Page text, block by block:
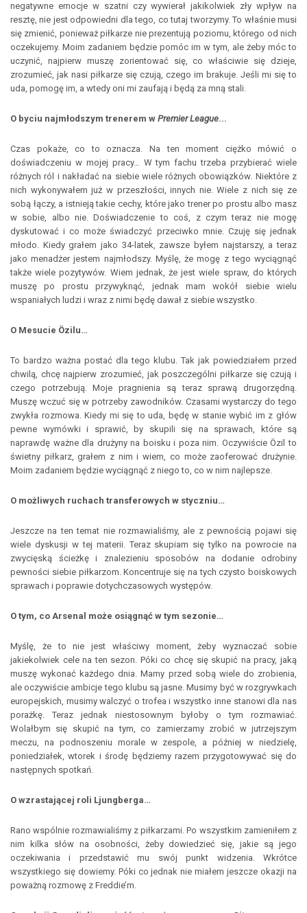
negatywne emocje w szatni czy wywierał jakikolwiek zły wpływ na
resztę, nie jest odpowiedni dla tego, co tutaj tworzymy. To właśnie musi
się zmienić, ponieważ piłkarze nie prezentują poziomu, którego od nich
oczekujemy. Moim zadaniem będzie pomóc im w tym, ale żeby móc to
uczynić, najpierw muszę zorientować się, co właściwie się dzieje,
zrozumieć, jak nasi piłkarze się czują, czego im brakuje. Jeśli mi się to
uda, pomogę im, a wtedy oni mi zaufają i będą za mną stali.
O byciu najmłodszym trenerem w Premier League...
Czas pokaże, co to oznacza. Na ten moment ciężko mówić o
doświadczeniu w mojej pracy… W tym fachu trzeba przybierać wiele
różnych ról i nakładać na siebie wiele różnych obowiązków. Niektóre z
nich wykonywałem już w przeszłości, innych nie. Wiele z nich się ze
sobą łączy, a istnieją takie cechy, które jako trener po prostu albo masz
w sobie, albo nie. Doświadczenie to coś, z czym teraz nie mogę
dyskutować i co może świadczyć przeciwko mnie. Czuję się jednak
młodo. Kiedy grałem jako 34-latek, zawsze byłem najstarszy, a teraz
jako menadżer jestem najmłodszy. Myślę, że mogę z tego wyciągnąć
także wiele pozytywów. Wiem jednak, że jest wiele spraw, do których
muszę po prostu przywyknąć, jednak mam wokół siebie wielu
wspaniałych ludzi i wraz z nimi będę dawał z siebie wszystko.
O Mesucie Özilu…
To bardzo ważna postać dla tego klubu. Tak jak powiedziałem przed
chwilą, chcę najpierw zrozumieć, jak poszczególni piłkarze się czują i
czego potrzebują. Moje pragnienia są teraz sprawą drugorzędną.
Muszę wczuć się w potrzeby zawodników. Czasami wystarczy do tego
zwykła rozmowa. Kiedy mi się to uda, będę w stanie wybić im z głów
pewne wymówki i sprawić, by skupili się na sprawach, które są
naprawdę ważne dla drużyny na boisku i poza nim. Oczywiście Özil to
świetny piłkarz, grałem z nim i wiem, co może zaoferować drużynie.
Moim zadaniem będzie wyciągnąć z niego to, co w nim najlepsze.
O możliwych ruchach transferowych w styczniu…
Jeszcze na ten temat nie rozmawialiśmy, ale z pewnością pojawi się
wiele dyskusji w tej materii. Teraz skupiam się tylko na powrocie na
zwycięską ścieżkę i znalezieniu sposobów na dodanie odrobiny
pewności siebie piłkarzom. Koncentruje się na tych czysto boiskowych
sprawach i poprawie dotychczasowych występów.
O tym, co Arsenal może osiągnąć w tym sezonie…
Myślę, że to nie jest właściwy moment, żeby wyznaczać sobie
jakiekolwiek cele na ten sezon. Póki co chcę się skupić na pracy, jaką
muszę wykonać każdego dnia. Mamy przed sobą wiele do zrobienia,
ale oczywiście ambicje tego klubu są jasne. Musimy być w rozgrywkach
europejskich, musimy walczyć o trofea i wszystko inne stanowi dla nas
porażkę. Teraz jednak niestosownym byłoby o tym rozmawiać.
Wolałbym się skupić na tym, co zamierzamy zrobić w jutrzejszym
meczu, na podnoszeniu morale w zespole, a później w niedzielę,
poniedziałek, wtorek i środę będziemy razem przygotowywać się do
następnych spotkań.
O wzrastającej roli Ljungberga…
Rano wspólnie rozmawialiśmy z piłkarzami. Po wszystkim zamieniłem z
nim kilka słów na osobności, żeby dowiedzieć się, jakie są jego
oczekiwania i przedstawić mu swój punkt widzenia. Wkrótce
wszystkiego się dowiemy. Póki co jednak nie miałem jeszcze okazji na
poważną rozmowę z Freddie’m.